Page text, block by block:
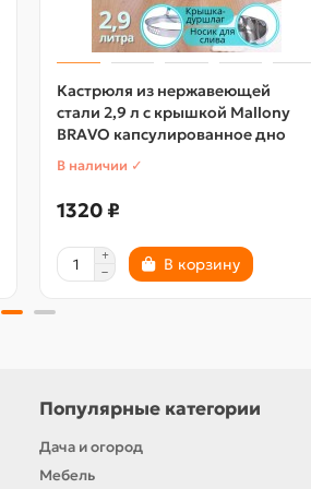
Кастрюля из нержавеющей
стали 2,9 л с крышкой Mallony
BRAVO капсулированное дно
В наличии ✓
1320 ₽
В корзину
Популярные категории
Дача и огород
Мебель